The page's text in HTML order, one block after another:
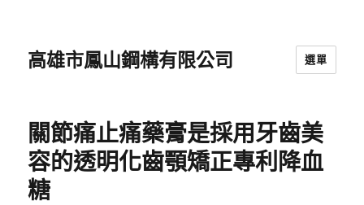
高雄市鳳山鋼構有限公司 選單
關節痛止痛藥膏是採用牙齒美
容的透明化齒顎矯正專利降血
糖